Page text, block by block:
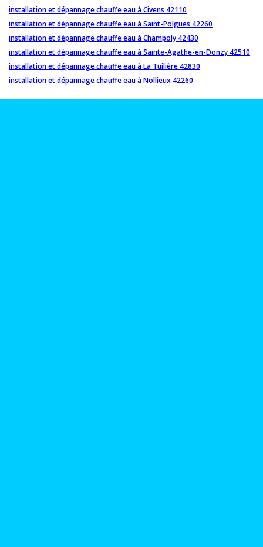
installation et dépannage chauffe eau à Civens 42110
installation et dépannage chauffe eau à Saint-Polgues 42260
installation et dépannage chauffe eau à Champoly 42430
installation et dépannage chauffe eau à Sainte-Agathe-en-Donzy 42510
installation et dépannage chauffe eau à La Tuilière 42830
installation et dépannage chauffe eau à Nollieux 42260